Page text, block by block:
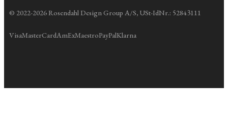
© 2022-2026 Rosendahl Design Group A/S, USt-IdNr.: 52843111
VisaMasterCardAmExMaestroPayPalKlarna